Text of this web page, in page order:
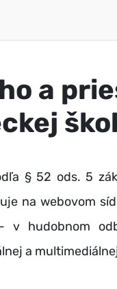
a
§ 52 ods. 5
na webovom
v hudobnom
a